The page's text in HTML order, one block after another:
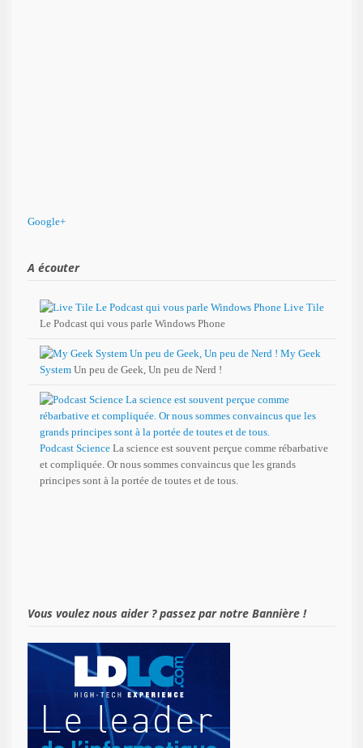
Google+
A écouter
Live Tile
Le Podcast qui vous parle Windows Phone
My Geek
System Un peu de Geek, Un peu de Nerd !
Podcast Science La science est souvent perçue comme rébarbative
et compliquée. Or nous sommes convaincus que les grands
principes sont à la portée de toutes et de tous.
Vous voulez nous aider ? passez par notre Bannière !